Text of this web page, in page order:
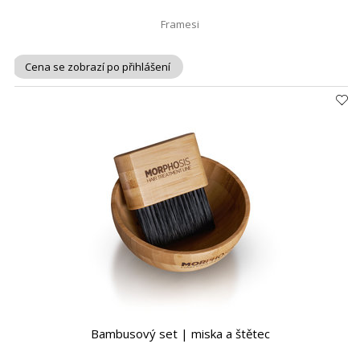
Framesi
Cena se zobrazí po přihlášení
Bambusový set | miska a štětec